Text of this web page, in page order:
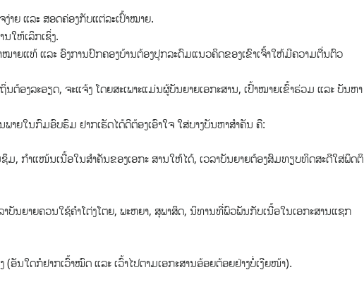
າຍ ແລະ ສອດຄ່ອງກັບແຕ່ລະເປົ້າໝາຍ.
ນໃຫ້ເລິກເຊິ່ງ.
າຍແທ້ ແລະ ອົງການປົກຄອງບ້ານຕ້ອງປຸກລະດົມແນວຄິດຂອງເຂົາເຈົ້າໃຫ້ມີຄວາມຕື່ນຕົວ
ຕ້ອງລະອຽດ, ຈະແຈ້ງ ໂດຍສະເພາະແມ່ນຜູ້ບັນຍາຍເອກະສານ, ເປົ້າໝາຍເຂົ້າຮ່ວມ ແລະ ບັນຫາ
າຍໃນກົມອົບຮົມ ຢາກເຮັດໄດ້ດີຕ້ອງເອົາໃຈ ໃສ່ບາງບັນຫາສໍາຄັນ ຄື:
ຊຶມ, ກໍາແໜ້ນເນື້ອໃນສໍາຄັນຂອງເອກະ ສານໃຫ້ໄດ້, ເວລາບັນຍາຍຕ້ອງສົມທຽບທິດສະດີໃສ່ພຶດຕິ
າບັນຍາຍຄວນໃຊ້ຄໍາໂຕ່ງໂຕຍ, ພະຫຍາ, ສຸພາສິດ, ນິທານທີ່ພົວພັນກັບເນື້ອໃນເອກະສານແຊກ
ອັນໃດກໍຢາກເວົ້າໝົດ ແລະ ເວົ້າໄປຕາມເອກະສານອ້ອຍຕ້ອຍຢ່າງບໍ່ເງີຍໜ້າ).